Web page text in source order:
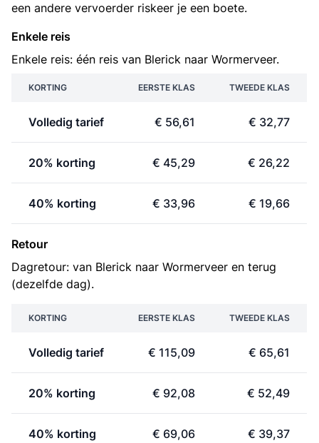
een andere vervoerder riskeer je een boete.
Enkele reis
Enkele reis: één reis van Blerick naar Wormerveer.
KORTING EERSTE KLAS TWEEDE KLAS
Volledig tarief € 56,61 € 32,77
20% korting € 45,29 € 26,22
40% korting € 33,96 € 19,66
Retour
Dagretour: van Blerick naar Wormerveer en terug
(dezelfde dag).
KORTING EERSTE KLAS TWEEDE KLAS
Volledig tarief € 115,09 € 65,61
20% korting € 92,08 € 52,49
40% korting € 69,06 € 39,37